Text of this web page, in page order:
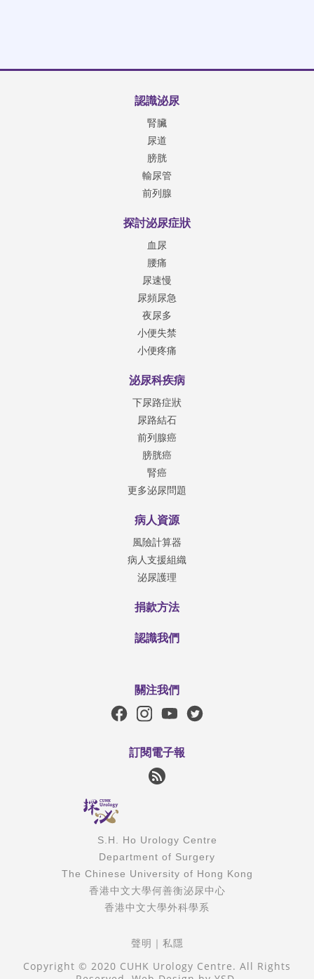
認識泌尿
腎臟
尿道
膀胱
輸尿管
前列腺
探討泌尿症狀
血尿
腰痛
尿速慢
尿頻尿急
夜尿多
小便失禁
小便疼痛
泌尿科疾病
下尿路症狀
尿路結石
前列腺癌
膀胱癌
腎癌
更多泌尿問題
病人資源
風險計算器
病人支援組織
泌尿護理
捐款方法
認識我們
關注我們
訂閱電子報
S.H. Ho Urology Centre
Department of Surgery
The Chinese University of Hong Kong
香港中文大學何善衡泌尿中心
香港中文大學外科學系
聲明 ｜ 私隱
Copyright © 2020 CUHK Urology Centre. All Rights